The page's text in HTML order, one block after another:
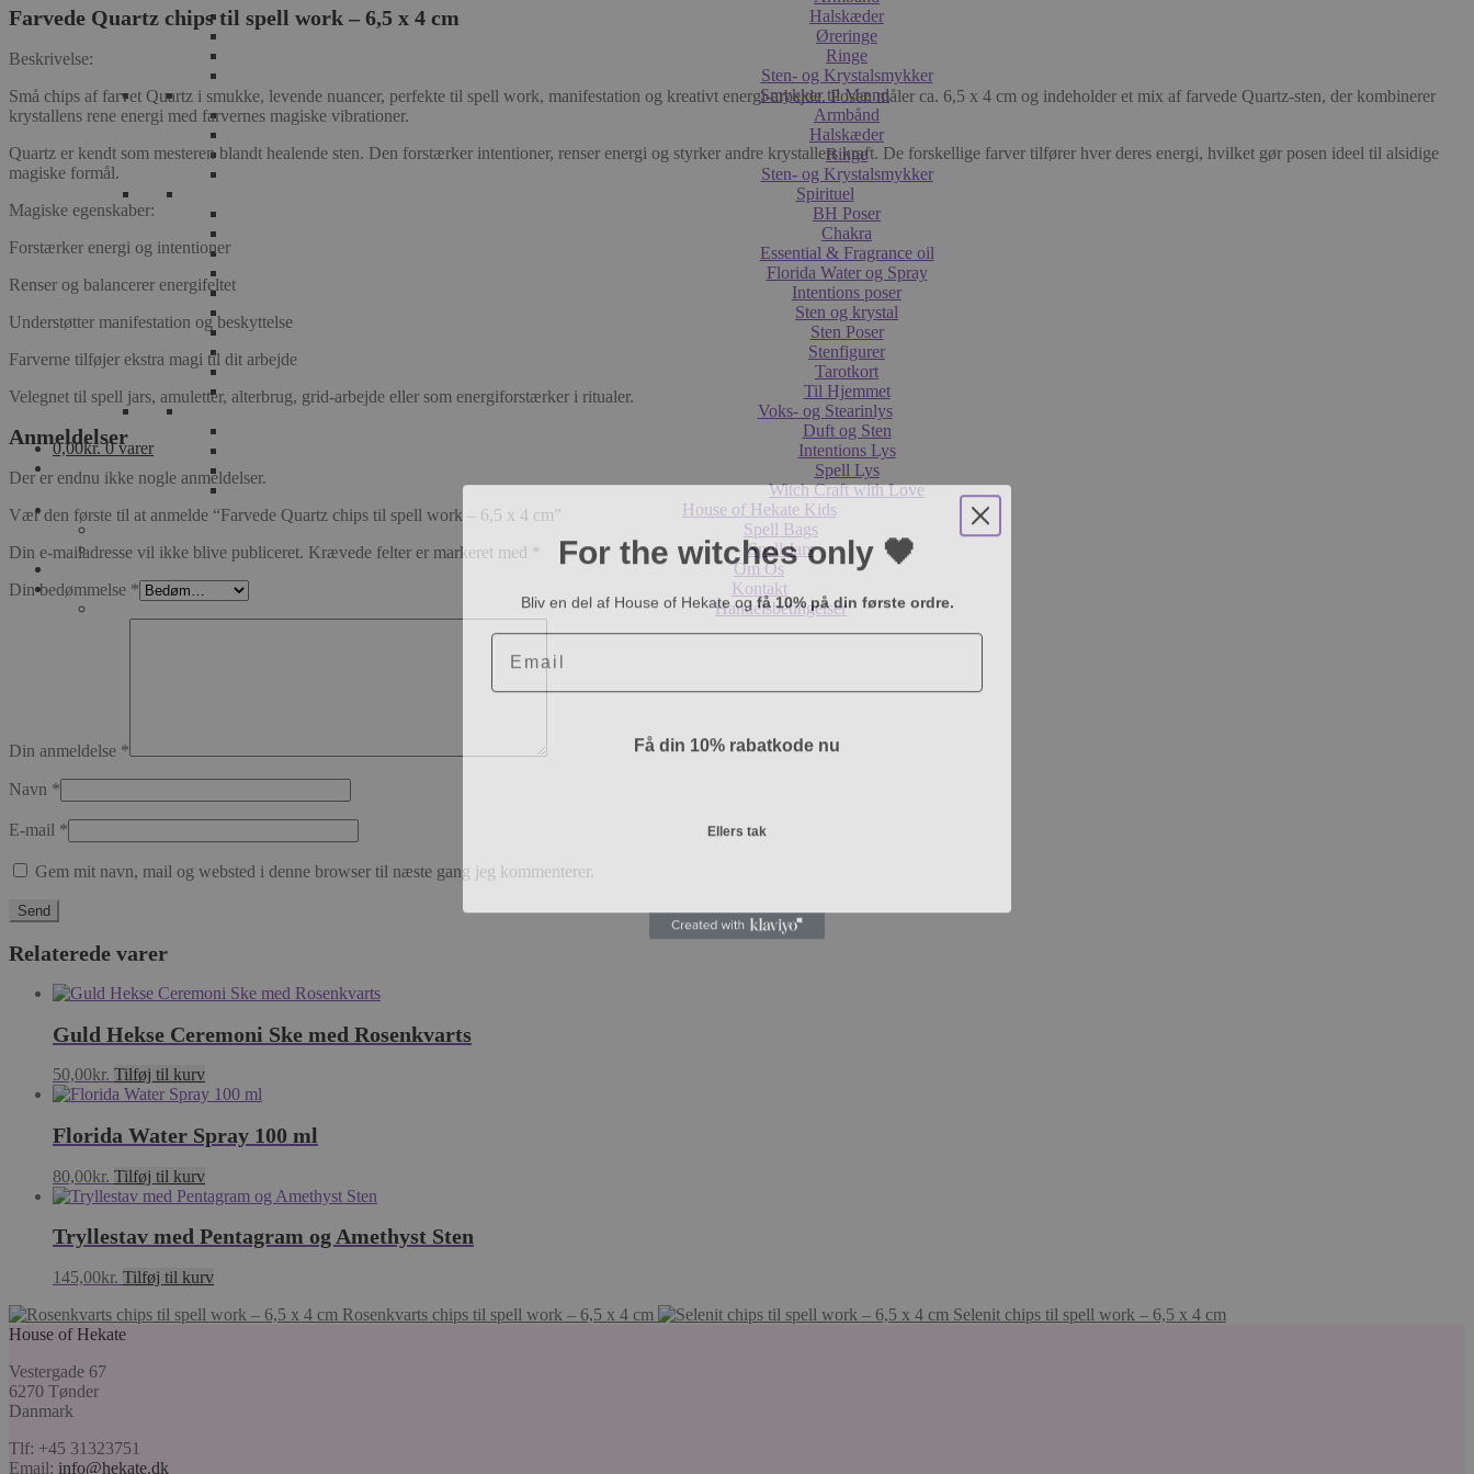
Halskæder
Øreringe
Ringe
Sten- og Krystalsmykker
Smykker til Mænd
Armbånd
Halskæder
Ringe
Sten- og Krystalsmykker
Spirituel
BH Poser
Chakra
Essential & Fragrance oil
Florida Water og Spray
Intentions poser
Sten og krystal
Sten Poser
Stenfigurer
Tarotkort
Til Hjemmet
Voks- og Stearinlys
Duft og Sten
Intentions Lys
Spell Lys
Witch Craft with Love
House of Hekate Kids
Spell Bags
Spell Jars
Om Os
Kontakt
Handelsbetingelser
0,00kr. 0 varer
cm
Farvede Quartz chips til spell work – 6,5 x 4 cm
Beskrivelse:
Små chips af farvet Quartz i smukke, levende nuancer, perfekte til spell work, manifestation og kreativt energi-arbejde. Posen måler ca. 6,5 x 4 cm og indeholder et mix af farvede Quartz-sten, der kombinerer
krystallens rene energi med farvernes magiske vibrationer.
Quartz er kendt som mesteren blandt healende sten. Den forstærker intentioner, renser energi og styrker andre krystallers kraft. De forskellige farver tilfører hver deres energi, hvilket gør posen ideel til alsidige
magiske formål.
Magiske egenskaber:
Forstærker energi og intentioner
Renser og balancerer energifeltet
Understøtter manifestation og beskyttelse
Farverne tilføjer ekstra magi til dit arbejde
Velegnet til spell jars, amuletter, alterbrug, grid-arbejde eller som energiforstærker i ritualer.
Anmeldelser
Der er endnu ikke nogle anmeldelser.
Vær den første til at anmelde “Farvede Quartz chips til spell work – 6,5 x 4 cm”
Din e-mailadresse vil ikke blive publiceret. Krævede felter er markeret med *
Din bedømmelse *
Din anmeldelse *
Navn *
E-mail *
Gem mit navn, mail og websted i denne browser til næste gang jeg kommenterer.
Relaterede varer
Guld Hekse Ceremoni Ske med Rosenkvarts
50,00kr. Tilføj til kurv
Florida Water Spray 100 ml
80,00kr. Tilføj til kurv
Tryllestav med Pentagram og Amethyst Sten
145,00kr. Tilføj til kurv
Rosenkvarts chips til spell work – 6,5 x 4 cm
Selenit chips til spell work – 6,5 x 4 cm
House of Hekate
Vestergade 67
6270 Tønder
Danmark
Tlf: +45 31323751
Email: info@hekate.dk
For the witches only 🖤
Bliv en del af House of Hekate ogfå 10% på din første ordre.
Email
Få din 10% rabatkode nu